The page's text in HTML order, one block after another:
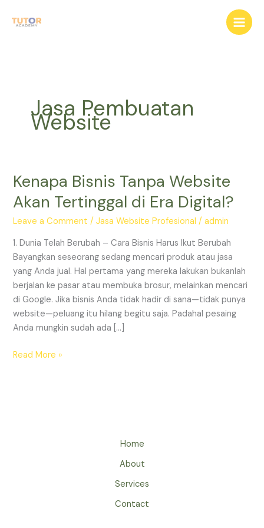
Jasa Pembuatan
Website
Kenapa Bisnis Tanpa Website
Akan Tertinggal di Era Digital?
Leave a Comment /Jasa Website Profesional /admin
1. Dunia Telah Berubah – Cara Bisnis Harus Ikut Berubah
Bayangkan seseorang sedang mencari produk atau jasa
yang Anda jual. Hal pertama yang mereka lakukan bukanlah
berjalan ke pasar atau membuka brosur, melainkan mencari
di Google. Jika bisnis Anda tidak hadir di sana—tidak punya
website—peluang itu hilang begitu saja. Padahal pesaing
Anda mungkin sudah ada […]
Kenapa
Tanpa
Website
Tertinggal
di
Era
Digital?
Read More »
Home
About
Services
Contact